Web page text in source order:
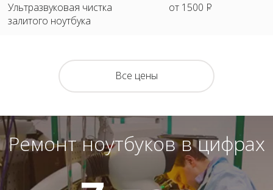
Ультразвуковая чистка
залитого ноутбука
от 1500 Р
Все цены
Ремонт ноутбуков в цифрах